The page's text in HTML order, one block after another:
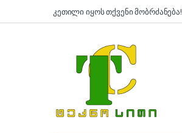
კეთილი იყოს თქვენი მობრძანება!